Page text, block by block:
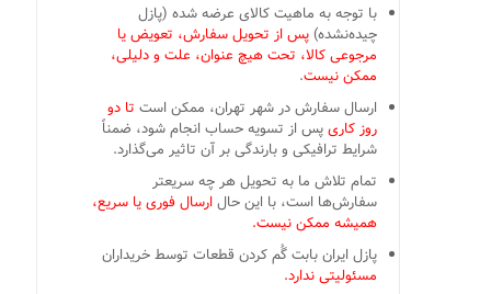
با توجه به ماهیت کالای عرضه شده (پازل
چیده‌نشده) پس از تحویل سفارش، تعویض یا
مرجوعی کالا، تحت هیچ عنوان، علت و دلیلی،
ممکن نیست.
ارسال سفارش در شهر تهران، ممکن است تا دو
روز کاریپس از تسویه حساب انجام شود، ضمناً
شرایط ترافیکی و بارندگی بر آن تاثیر می‌گذارد.
تمام تلاش ما به تحویل هر چه سریعتر
سفارش‌ها است، با این حالارسال فوری یا سریع،
همیشه ممکن نیست.
پازل ایران بابت گُم کردن قطعات توسط خریداران
مسئولیتی ندارد.